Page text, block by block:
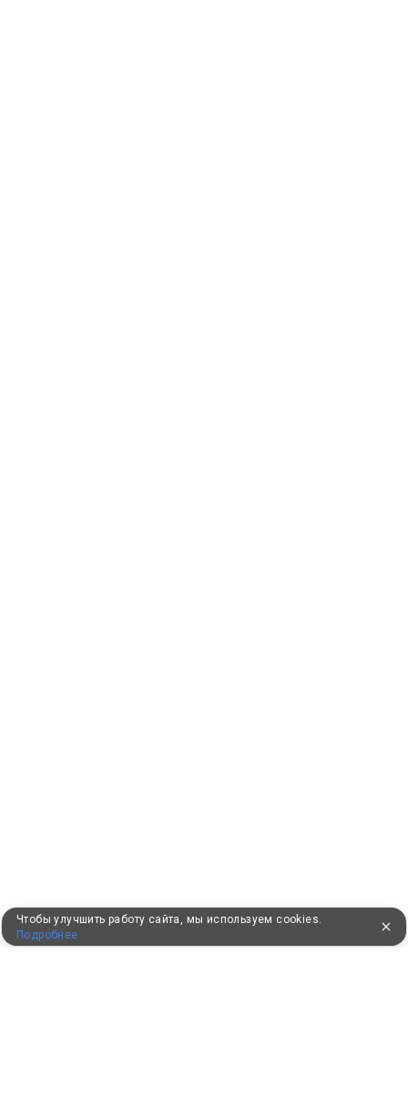
Чтобы улучшить работу сайта, мы используем cookies.
Подробнее